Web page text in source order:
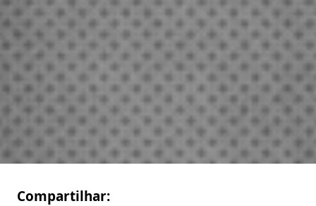
Compartilhar: